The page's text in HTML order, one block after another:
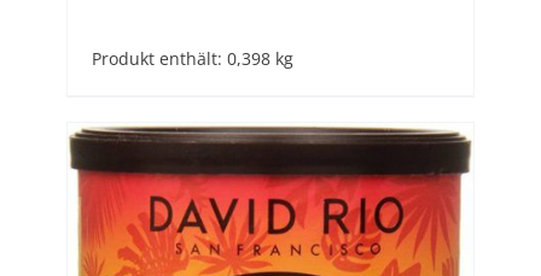
Produkt enthält: 0,398 kg